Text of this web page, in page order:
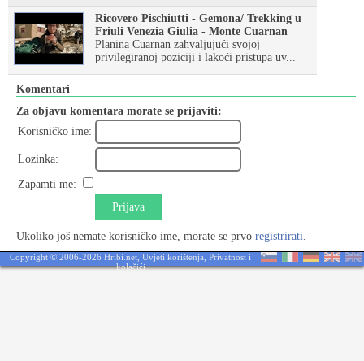
Ricovero Pischiutti - Gemona/ Trekking u
Friuli Venezia Giulia - Monte Cuarnan
Planina Cuarnan zahvaljujući svojoj
privilegiranoj poziciji i lakoći pristupa uv...
Komentari
Za objavu komentara morate se prijaviti:
Korisničko ime:
Lozinka:
Zapamti me:
Prijava
Ukoliko još nemate korisničko ime, morate se prvo registrirati.
Copyright © 2006-2026 Hribi.net, Uvjeti korištenja Privatnost i
kolačići